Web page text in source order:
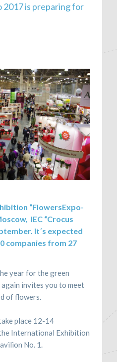
2017 is preparing for
“FlowersExpo-
IEC “Crocus
It´s expected
companies from 27
year for the green
again invites you to meet
of flowers.
place 12-14
International Exhibition
No. 1.